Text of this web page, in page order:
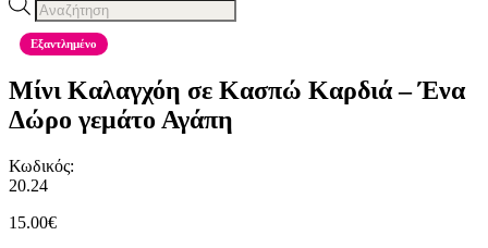
search
Εξαντλημένο
Μίνι Καλαγχόη σε Κασπώ Καρδιά – Ένα
Δώρο γεμάτο Αγάπη
Κωδικός:
20.24
15.00€